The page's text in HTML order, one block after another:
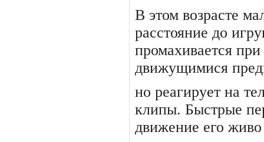
В этом возрасте
расстоя­ние до
промахивается при
движущимися
но реагирует на
клипы. Быстрые
движение его